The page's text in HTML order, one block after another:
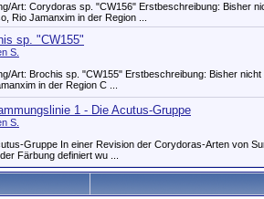
Art: Corydoras sp. "CW156" Erstbeschreibung: Bisher
Rio Jamanxim in der Region ...
sp. "CW155"
S.
Art: Brochis sp. "CW155" Erstbeschreibung: Bisher
in der Region C ...
1 - Die Acutus-Gruppe
S.
Gruppe In einer Revision der Corydoras-Arten von
Färbung definiert wu ...